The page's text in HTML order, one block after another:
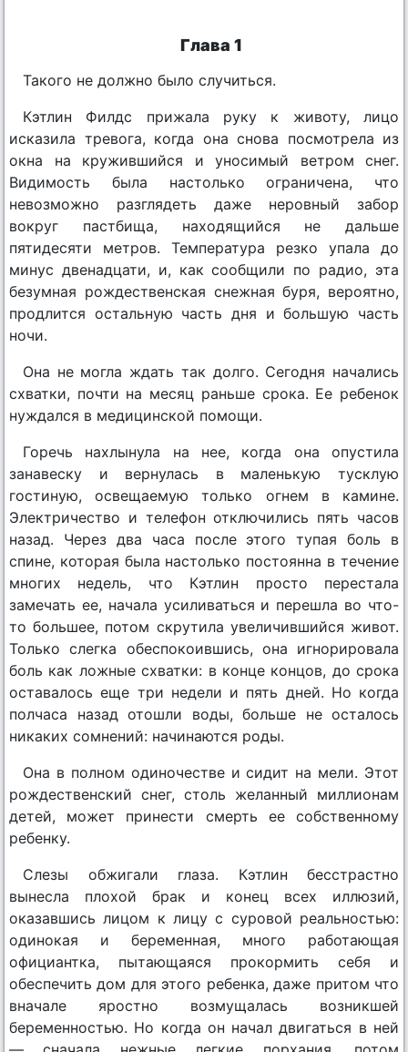
Глава 1
Такого не должно было случиться.
Кэтлин Филдс прижала руку к животу, лицо
исказила тревога, когда она снова посмотрела из
окна на кружившийся и уносимый ветром снег.
Видимость была настолько ограничена, что
невозможно разглядеть даже неровный забор
вокруг пастбища, находящийся не дальше
пятидесяти метров. Температура резко упала до
минус двенадцати, и, как сообщили по радио, эта
безумная рождественская снежная буря, вероятно,
продлится остальную часть дня и большую часть
ночи.
Она не могла ждать так долго. Сегодня начались
схватки, почти на месяц раньше срока. Ее ребенок
нуждался в медицинской помощи.
Горечь нахлынула на нее, когда она опустила
занавеску и вернулась в маленькую тусклую
гостиную, освещаемую только огнем в камине.
Электричество и телефон отключились пять часов
назад. Через два часа после этого тупая боль в
спине, которая была настолько постоянна в течение
многих недель, что Кэтлин просто перестала
замечать ее, начала усиливаться и перешла во что-
то большее, потом скрутила увеличившийся живот.
Только слегка обеспокоившись, она игнорировала
боль как ложные схватки: в конце концов, до срока
оставалось еще три недели и пять дней. Но когда
полчаса назад отошли воды, больше не осталось
никаких сомнений: начинаются роды.
Она в полном одиночестве и сидит на мели. Этот
рождественский снег, столь желанный миллионам
детей, может принести смерть ее собственному
ребенку.
Слезы обжигали глаза. Кэтлин бесстрастно
вынесла плохой брак и конец всех иллюзий,
оказавшись лицом к лицу с суровой реальностью:
одинокая и беременная, много работающая
официантка, пытающаяся прокормить себя и
обеспечить дом для этого ребенка, даже притом что
вначале яростно возмущалась возникшей
беременностью. Но когда он начал двигаться в ней